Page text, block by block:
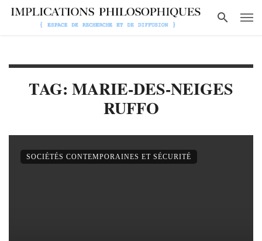
TAG: MARIE-DES-NEIGES
RUFFO
SOCIÉTÉS CONTEMPORAINES ET SÉCURITÉ